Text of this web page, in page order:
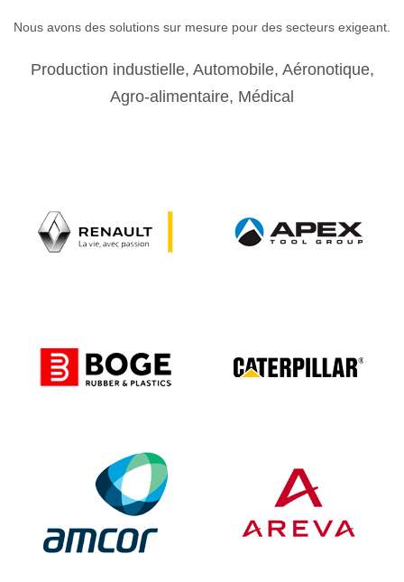
Nous avons des solutions sur mesure pour des secteurs exigeant.
Production industielle, Automobile, Aéronotique,
Agro-alimentaire, Médical